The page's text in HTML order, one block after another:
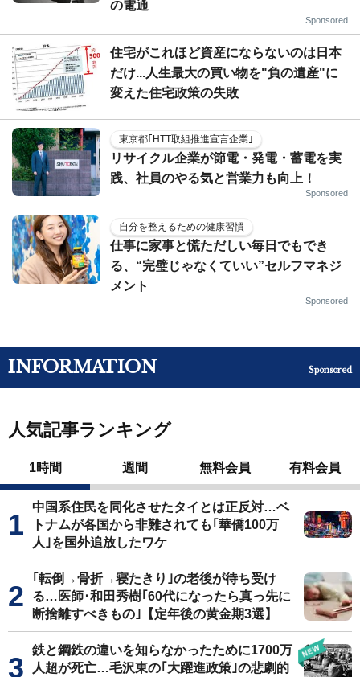
の電通
Sponsored
住宅がこれほど資産にならないのは日本
だけ...人生最大の買い物を"負の遺産"に
変えた住宅政策の失敗
東京都｢HTT取組推進宣言企業｣
リサイクル企業が節電・発電・蓄電を実
践、社員のやる気と営業力も向上！
Sponsored
自分を整えるための健康習慣
仕事に家事と慌ただしい毎日でもでき
る、“完璧じゃなくていい”セルフマネジ
メント
Sponsored
INFORMATION Sponsored
人気記事ランキング
1時間 週間 無料会員 有料会員
中国系住民を同化させたタイとは正反対…ベ
トナムが各国から非難されても｢華僑100万
人｣を国外追放したワケ
｢転倒→骨折→寝たきり｣の老後が待ち受け
る…医師･和田秀樹｢60代になったら真っ先に
断捨離すべきもの｣【定年後の黄金期3選】
鉄と鋼鉄の違いを知らなかったために1700万
人超が死亡…毛沢東の｢大躍進政策｣の悲劇的